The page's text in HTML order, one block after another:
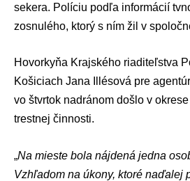
sekera. Políciu podľa informácií
zosnulého, ktorý s ním žil v
Hovorkyňa Krajského riaditeľstva
Košiciach Jana Illésová pre
vo štvrtok nadránom došlo v
trestnej činnosti.
„Na mieste bola nájdená jedna
Vzhľadom na úkony, ktoré naďalej